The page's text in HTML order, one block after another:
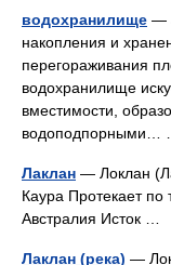
водохранилище —
накопления и
перегораживания
водохранилище
вместимости,
Лаклан — Локлан
Каура Протекает
Австралия Исток …
Лаклан (река) —